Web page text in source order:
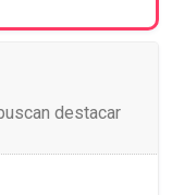
destacar